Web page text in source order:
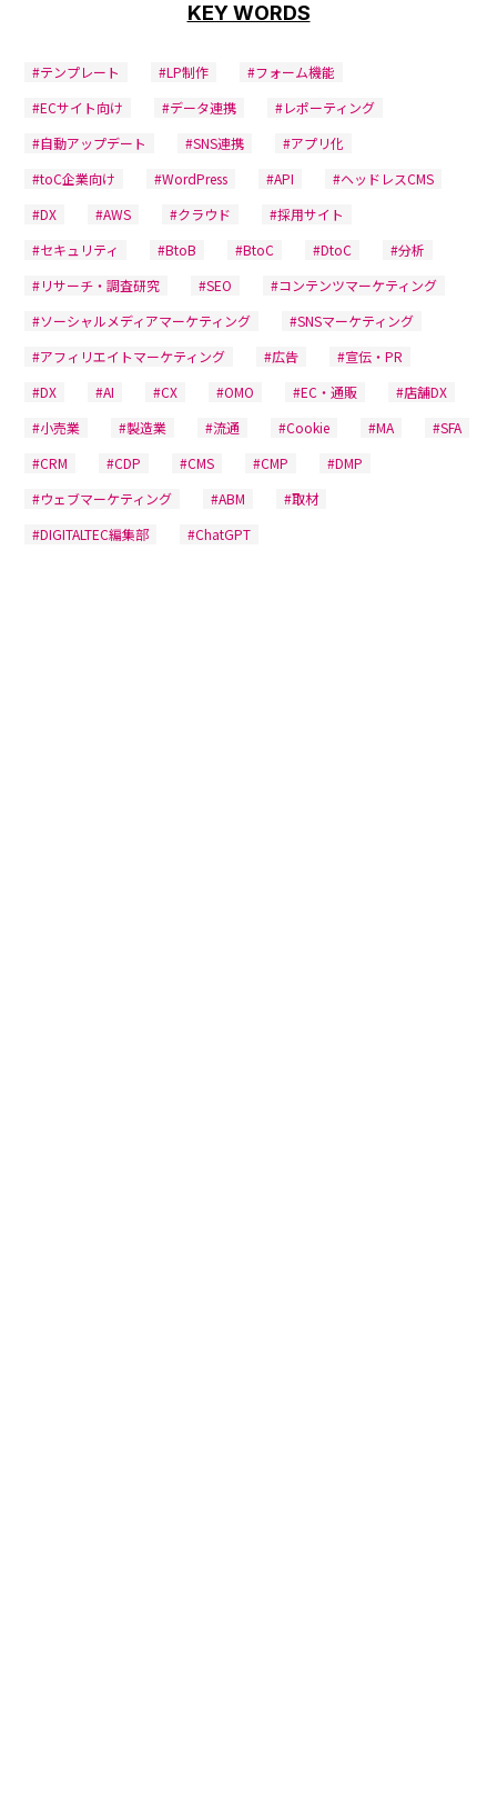
KEY WORDS
#テンプレート #LP制作
#フォーム機能
#ECサイト向け
#データ連携
#レポーティング
#自動アップデート
#SNS連携
#アプリ化
#toC企業向け
#WordPress #API
#ヘッドレスCMS
#DX
#AWS #クラウド
#採用サイト
#セキュリティ
#BtoB #BtoC #DtoC
#分析
#リサーチ・調査研究
#SEO
#コンテンツマーケティング
#ソーシャルメディアマーケティング
#SNSマーケティング
#アフィリエイトマーケティング
#広告
#宣伝・PR
#DX
#AI #CX #OMO #EC・通販
#店舗DX
#小売業
#製造業 #流通 #Cookie #MA
#SFA
#CRM
#CDP #CMS #CMP
#DMP
#ウェブマーケティング
#ABM
#取材
#DIGITALTEC編集部
#ChatGPT